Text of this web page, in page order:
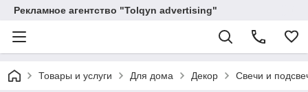
Рекламное агентство "Tolqyn advertising"
Товары и услуги Для дома Декор Свечи и